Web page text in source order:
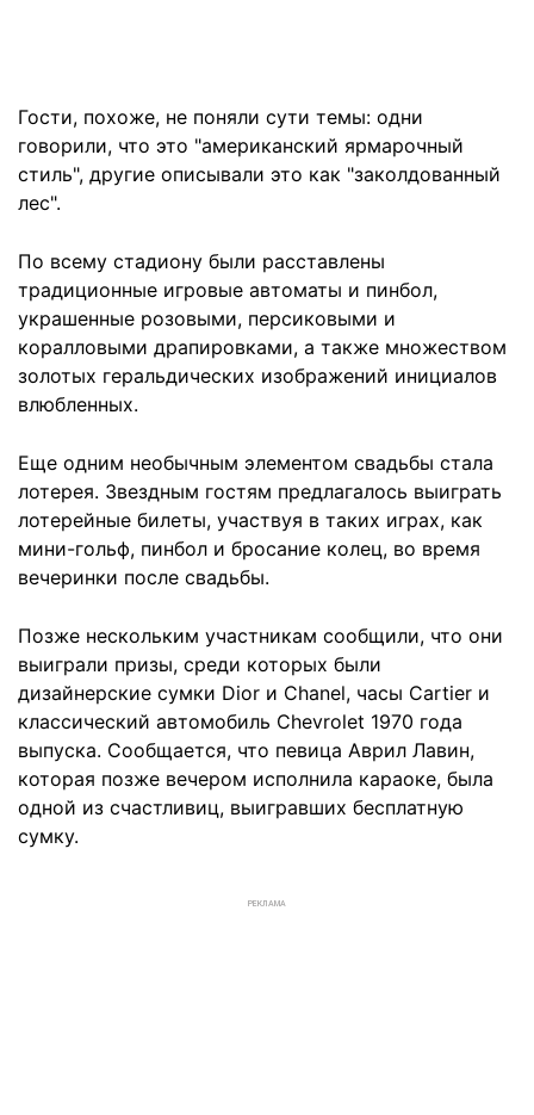
Гости, похоже, не поняли сути темы: одни
говорили, что это "американский ярмарочный
стиль", другие описывали это как "заколдованный
лес".
По всему стадиону были расставлены
традиционные игровые автоматы и пинбол,
украшенные розовыми, персиковыми и
коралловыми драпировками, а также множеством
золотых геральдических изображений инициалов
влюбленных.
Еще одним необычным элементом свадьбы стала
лотерея. Звездным гостям предлагалось выиграть
лотерейные билеты, участвуя в таких играх, как
мини-гольф, пинбол и бросание колец, во время
вечеринки после свадьбы.
Позже нескольким участникам сообщили, что они
выиграли призы, среди которых были
дизайнерские сумки Dior и Chanel, часы Cartier и
классический автомобиль Chevrolet 1970 года
выпуска. Сообщается, что певица Аврил Лавин,
которая позже вечером исполнила караоке, была
одной из счастливиц, выигравших бесплатную
сумку.
РЕКЛАМА